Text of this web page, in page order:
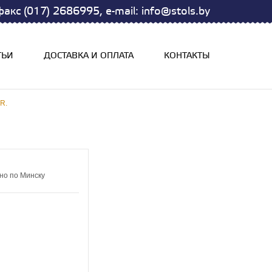
(017) 2686995, e-mail: info@stols.by
ДОСТАВКА И ОПЛАТА КОНТАКТЫ
по Минску